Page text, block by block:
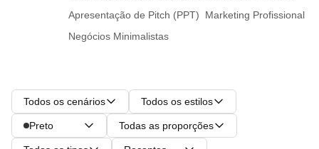
Apresentação de Pitch (PPT)
Marketing Profissional
Negócios Minimalistas
Todos os cenários Todos os estilos
Preto Todas as proporções